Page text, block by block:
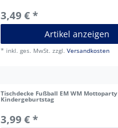
3,49 € *
Artikel anzeigen
* inkl. ges. MwSt. zzgl.Versandkosten
Tischdecke Fußball EM WM Mottoparty
Kindergeburtstag
3,99 € *